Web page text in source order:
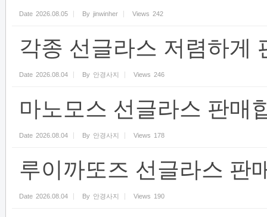
Date 2026.08.05 By jinwinher Views 242
각종 선글라스 저렴하게
Date 2026.08.04 By 안경사지 Views 246
마노모스 선글라스 판매
Date 2026.08.04 By 안경사지 Views 178
루이까또즈 선글라스 판
Date 2026.08.04 By 안경사지 Views 190